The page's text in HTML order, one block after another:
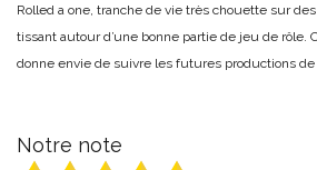
Rolled a one, tranche de vie très chouette sur
tissant autour d’une bonne partie de jeu de rôle.
donne envie de suivre les futures productions de
Notre note